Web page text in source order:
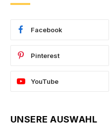
Facebook
Pinterest
YouTube
UNSERE AUSWAHL